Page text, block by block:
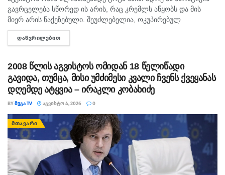
გავრცელება სწორედ ის არის, რაც კრემლს აწყობს და მის
მიერ არის წაქეზებული. შეუძლებელია, ოკუპირებულ
საქართველოში რუსოფობიაზე წუწუნი 7 აგვისტომდე
რამდენიმე დღით ადრე...
ᲓᲐᲬᲕᲠᲘᲚᲔᲑᲘᲗ
2008 წლის აგვისტოს ომიდან 18 წელიწადი
გავიდა, თუმცა, მისი უმძიმესი კვალი ჩვენს ქვეყანას
დღემდე ატყვია – ირაკლი კობახიძე
BYᲛᲔᲒᲐ TV ᲐᲒᲕᲘᲡᲢᲝ 4, 2026 0
ᲛᲗᲐᲕᲐᲠᲘ